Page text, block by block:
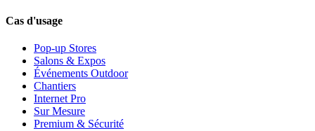
Cas d'usage
Pop-up Stores
Salons & Expos
Événements Outdoor
Chantiers
Internet Pro
Sur Mesure
Premium & Sécurité